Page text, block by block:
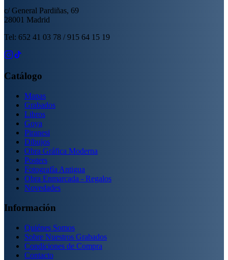
c/ General Pardiñas, 69
28001 Madrid
Tel: 652 41 03 78 / 915 64 15 19
Catálogo
Mapas
Grabados
Libros
Goya
Piranesi
Dibujos
Obra Gráfica Moderna
Posters
Fotografía Antigua
Obra Enmarcada - Regalos
Novedades
Información
Quiénes Somos
Sobre Nuestros Grabados
Condiciones de Compra
Contacto